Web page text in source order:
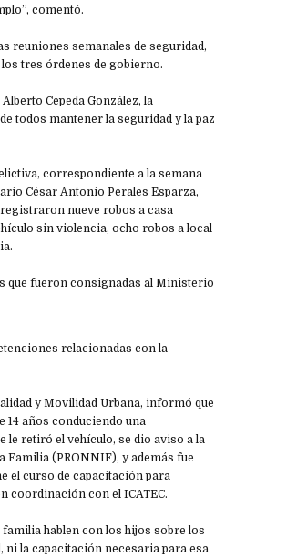
comentó.
reuniones semanales de seguridad,
tres órdenes de gobierno.
Cepeda González, la
todos mantener la seguridad y la paz
correspondiente a la semana
César Antonio Perales Esparza,
nueve robos a casa
sin violencia, ocho robos a local
que fueron consignadas al Ministerio
relacionadas con la
y Movilidad Urbana, informó que
14 años conduciendo una
le retiró el vehículo, se dio aviso a la
(PRONNIF), y además fue
el curso de capacitación para
coordinación con el ICATEC.
hablen con los hijos sobre los
ni la capacitación necesaria para esa